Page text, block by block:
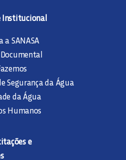
Institucional
a SANASA
Segurança da Água
da Água
Humanos
e